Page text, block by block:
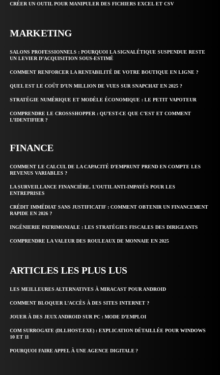
CRÉER UN OUTIL POUR MANIPULER DES FICHIERS EXCEL ET CSV
MARKETING
SALONS PROFESSIONNELS : POURQUOI LA SIGNALÉTIQUE SUSPENDUE RESTE
UN LEVIER D’ACQUISITION SOUS-ESTIMÉ
COMMENT RENFORCER LA RENTABILITÉ DE VOTRE BOUTIQUE EN LIGNE ?
QUEL EST LE COÛT D’UN MILLION DE VUES SUR SNAPCHAT EN 2025 ?
STRATÉGIE NUMÉRIQUE ET MODÈLE ÉCONOMIQUE : LE PETIT VAPOTEUR
COMPRENDRE LE CROSSSHOPPER : QU’EST-CE QUE C’EST ET COMMENT
L’IDENTIFIER ?
FINANCE
COMMENT LE CALCUL DE LA CAPACITÉ D’EMPRUNT PREND EN COMPTE LES
REVENUS VARIABLES ?
LA SURVEILLANCE FINANCIÈRE, L’OUTIL ANTI-IMPAYÉS POUR LES
ENTREPRISES
CRÉDIT IMMÉDIAT SANS JUSTIFICATIF : COMMENT OBTENIR UN FINANCEMENT
RAPIDE EN 2026 ?
INGÉNIERIE PATRIMONIALE : LES STRATÉGIES FISCALES DES DIRIGEANTS
COMPRENDRE LA VALEUR DES ROULEAUX DE MONNAIE EN 2025
ARTICLES LES PLUS LUS
LES MEILLEURES ALTERNATIVES À MIRACAST POUR ANDROID
COMMENT BLOQUER L’ACCÈS À DES SITES INTERNET ?
JOUER À DES JEUX ANDROID SUR PC : MODE D’EMPLOI
COM SURROGATE (DLLHOST.EXE) : EXPLICATION DÉTAILLÉE POUR WINDOWS
10 ET 11
POURQUOI FAIRE APPEL À UNE AGENCE DIGITALE ?